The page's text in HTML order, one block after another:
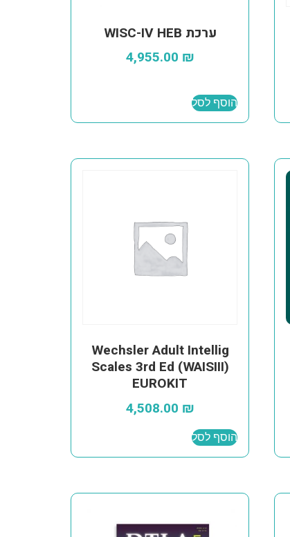
ערכת WISC-IV HEB
4,955.00 ₪
הוסף לסל
Wechsler Adult Intellig
Scales 3rd Ed (WAISIII)
EUROKIT
4,508.00 ₪
הוסף לסל